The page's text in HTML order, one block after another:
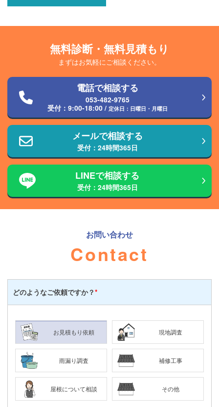
無料診断・無料見積もり
まずはお気軽にご相談ください。
電話で相談する
053-482-9765
受付： 9:00-18:00/ 定休日：日曜日・月曜日
メールで相談する
受付：24時間365日
LINEで相談する
受付：24時間365日
お問い合わせ
Contact
どのようなご依頼ですか？*
お見積もり依頼 現地調査
雨漏り調査 補修工事
屋根について相談 その他